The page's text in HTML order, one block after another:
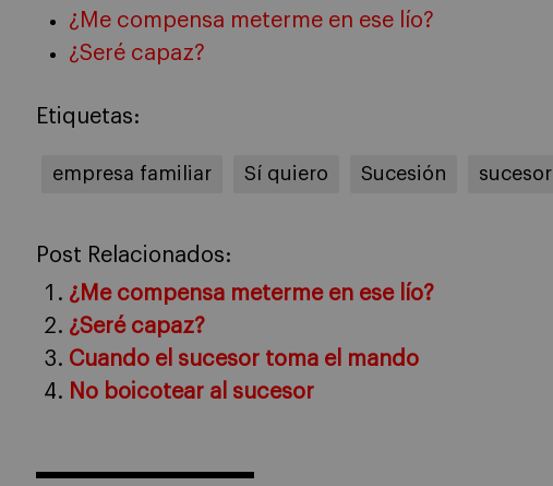
¿Me compensa meterme en ese lío?
¿Seré capaz?
Etiquetas:
empresa familiar Sí quiero Sucesión sucesor
Post Relacionados:
¿Me compensa meterme en ese lío?
¿Seré capaz?
Cuando el sucesor toma el mando
No boicotear al sucesor